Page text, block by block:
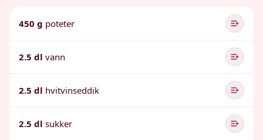
450 g poteter
2.5 dl vann
2.5 dl hvitvinseddik
2.5 dl sukker